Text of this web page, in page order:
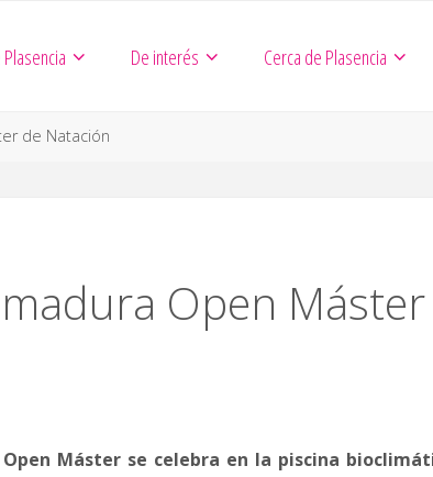
De interés Cerca de Plasencia
de Natación
Open Máster
Máster se celebra en la piscina